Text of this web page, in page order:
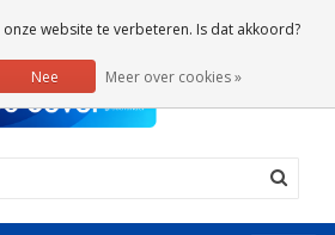
0 Artikelen
website te verbeteren. Is dat akkoord?
Nee Meer over cookies »